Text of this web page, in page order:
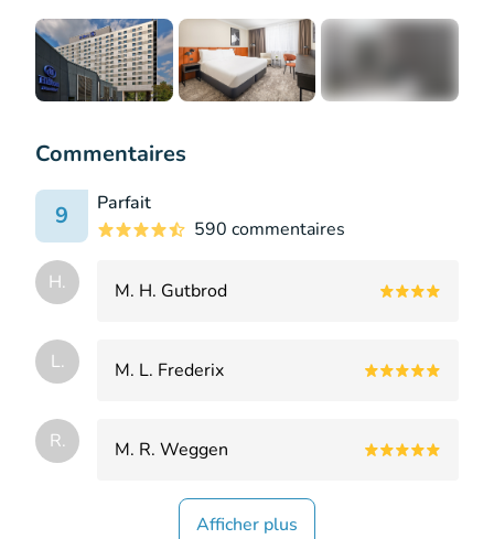
Commentaires
9
Parfait
590 commentaires
H. M. H. Gutbrod
L. M. L. Frederix
R. M. R. Weggen
Afficher plus